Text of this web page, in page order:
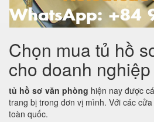
Chọn mua tủ hồ
cho doanh nghiệp
tủ hồ sơ văn phòng hiện nay được
trang bị trong đơn vị mình. Với các
toàn quốc.